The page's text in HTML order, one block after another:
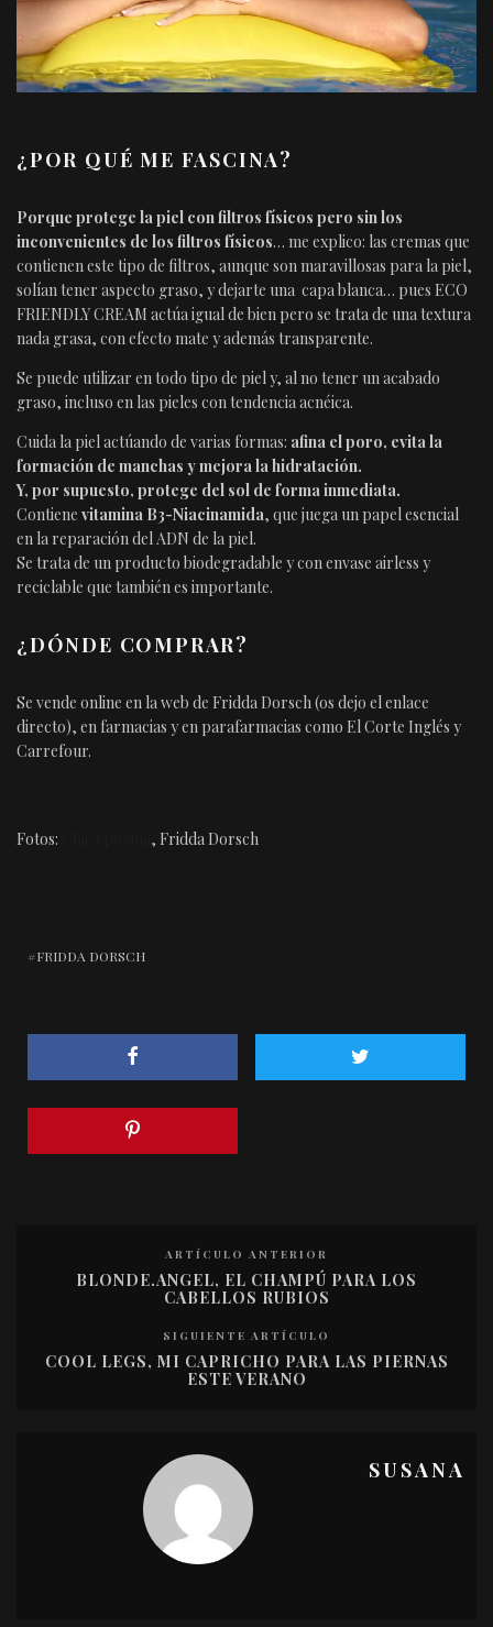
¿POR QUÉ ME FASCINA?
Porque protege la piel con filtros físicos pero sin los
inconvenientes de los filtros físicos… me explico: las cremas que
contienen este tipo de filtros, aunque son maravillosas para la piel,
solían tener aspecto graso, y dejarte una capa blanca… pues ECO
FRIENDLY CREAM actúa igual de bien pero se trata de una textura
nada grasa, con efecto mate y además transparente.
Se puede utilizar en todo tipo de piel y, al no tener un acabado
graso, incluso en las pieles con tendencia acnéica.
Cuida la piel actúando de varias formas: afina el poro, evita la
formación de manchas y mejora la hidratación.
Y, por supuesto, protege del sol de forma inmediata.
Contiene vitamina B3-Niacinamida, que juega un papel esencial
en la reparación del ADN de la piel.
Se trata de un producto biodegradable y con envase airless y
reciclable que también es importante.
¿DÓNDE COMPRAR?
Se vende online en la web de Fridda Dorsch (os dejo elenlace
directo), en farmacias y en parafarmacias como El Corte Inglés y
Carrefour.
Fotos: , Fridda Dorsch
FRIDDA DORSCH
ARTÍCULO ANTERIOR
BLONDE.ANGEL, EL CHAMPÚ PARA LOS
CABELLOS RUBIOS
SIGUIENTE ARTÍCULO
COOL LEGS, MI CAPRICHO PARA LAS PIERNAS
ESTE VERANO
SUSANA